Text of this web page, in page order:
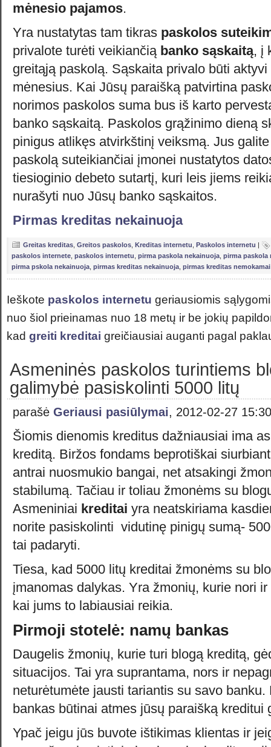
mėnesio pajamos.
Yra nustatytas tam tikras paskolos
privalote turėti veikiančią banko sąskaitą, į
greitąją paskolą. Sąskaita privalo būti
mėnesius. Kai Jūsų paraišką patvirtina
norimos paskolos suma bus iš karto
banko sąskaitą. Paskolos grąžinimo dieną
pinigus atlikęs atvirkštinį veiksmą. Jus
paskolą suteikiančiai įmonei nustatytos
tiesioginio debeto sutartį, kuri leis jiems
nurašyti nuo Jūsų banko sąskaitos.
Pirmas kreditas nekainuoja
Greitas kreditas Greitos paskolos Kreditas internetu Paskolos internetu
paskolos internete paskolos internetu pirma paskola nekainuoja pirma paskola
pirma pskola nekainuoja pirmas kreditas nekainuoja pirmas kreditas nemokamai
Ieškote paskolos internetu geriausiomis
nuo šiol prieinamas nuo 18 metų ir be jokių
kad greiti kreditai greičiausiai auganti pagal
Asmeninės paskolos turintiems
galimybė pasiskolinti 5000 litų
parašė Geriausi pasiūlymai, 2012-02-27 15:30
Šiomis dienomis kreditus dažniausiai ima
kreditą. Biržos fondams beprotiškai
antrai nuosmukio bangai, net atsakingi
stabilumą. Tačiau ir toliau žmonėms su
Asmeniniai kreditai yra neatskiriama
norite pasiskolinti vidutinę pinigų sumą-
tai padaryti.
Tiesa, kad 5000 litų kreditai žmonėms su
įmanomas dalykas. Yra žmonių, kurie nori
kai jums to labiausiai reikia.
Pirmoji stotelė: namų bankas
Daugelis žmonių, kurie turi blogą kreditą,
situacijos. Tai yra suprantama, nors ir
neturėtumėte jausti tariantis su savo banku.
bankas būtinai atmes jūsų paraišką kreditui
Ypač jeigu jūs buvote ištikimas klientas ir